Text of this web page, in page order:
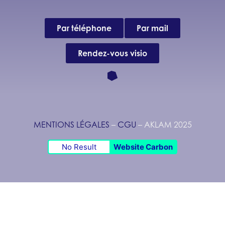
Par téléphone Par mail
Rendez-vous visio
MENTIONS LÉGALES – CGU – AKLAM 2025
No Result Website Carbon